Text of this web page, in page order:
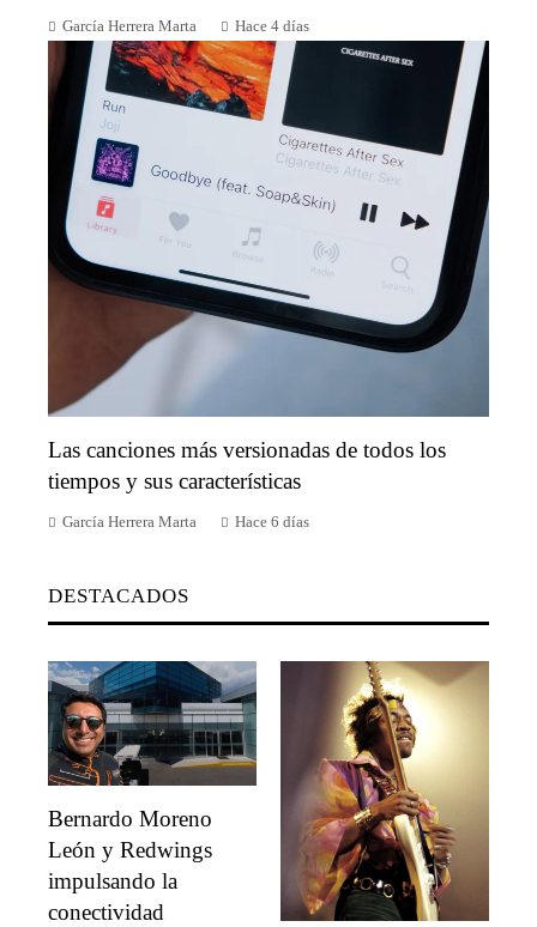
García Herrera Marta Hace 4 días
Las canciones más versionadas de todos los
tiempos y sus características
García Herrera Marta Hace 6 días
DESTACADOS
Bernardo Moreno
León y Redwings
impulsando la
conectividad